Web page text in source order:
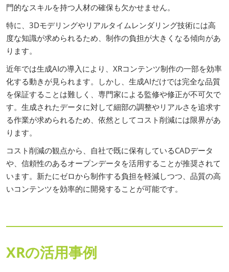
門的なスキルを持つ人材の確保も欠かせません。
特に、3Dモデリングやリアルタイムレンダリング技術には高
度な知識が求められるため、制作の負担が大きくなる傾向があ
ります。
近年では生成AIの導入により、XRコンテンツ制作の一部を効率
化する動きが見られます。しかし、生成AIだけでは完全な品質
を保証することは難しく、専門家による監修や修正が不可欠で
す。生成されたデータに対して細部の調整やリアルさを追求す
る作業が求められるため、依然としてコスト削減には限界があ
ります。
コスト削減の観点から、自社で既に保有しているCADデータ
や、信頼性のあるオープンデータを活用することが推奨されて
います。新たにゼロから制作する負担を軽減しつつ、品質の高
いコンテンツを効率的に開発することが可能です。
XRの活用事例